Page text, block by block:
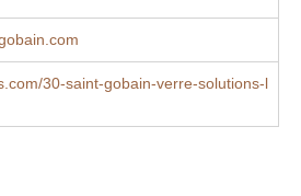
30-saint-gobain-verre-solutions-l